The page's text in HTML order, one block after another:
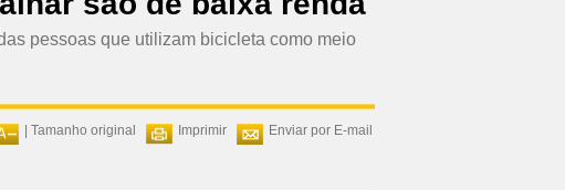
pessoas que utilizam bicicleta como meio
Enviar por E-mail
Imprimir
Tamanho original